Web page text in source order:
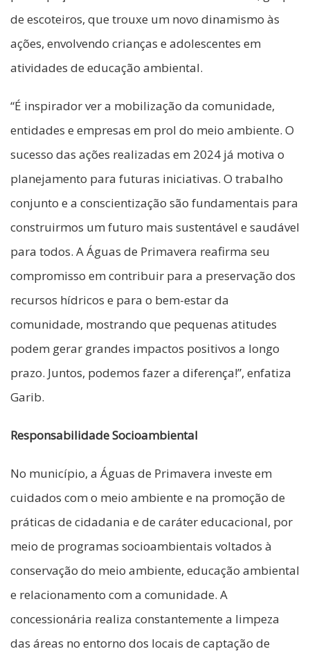
de escoteiros, que trouxe um novo dinamismo às
ações, envolvendo crianças e adolescentes em
atividades de educação ambiental.
“É inspirador ver a mobilização da comunidade,
entidades e empresas em prol do meio ambiente. O
sucesso das ações realizadas em 2024 já motiva o
planejamento para futuras iniciativas. O trabalho
conjunto e a conscientização são fundamentais para
construirmos um futuro mais sustentável e saudável
para todos. A Águas de Primavera reafirma seu
compromisso em contribuir para a preservação dos
recursos hídricos e para o bem-estar da
comunidade, mostrando que pequenas atitudes
podem gerar grandes impactos positivos a longo
prazo. Juntos, podemos fazer a diferença!”, enfatiza
Garib.
Responsabilidade Socioambiental
No município, a Águas de Primavera investe em
cuidados com o meio ambiente e na promoção de
práticas de cidadania e de caráter educacional, por
meio de programas socioambientais voltados à
conservação do meio ambiente, educação ambiental
e relacionamento com a comunidade. A
concessionária realiza constantemente a limpeza
das áreas no entorno dos locais de captação de